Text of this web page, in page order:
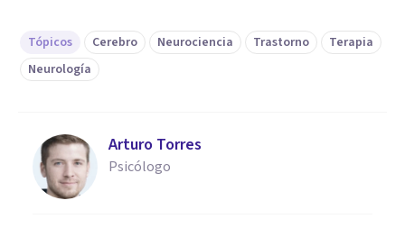
Tópicos Cerebro Neurociencia Trastorno
Terapia
Neurología
Arturo Torres
Psicólogo